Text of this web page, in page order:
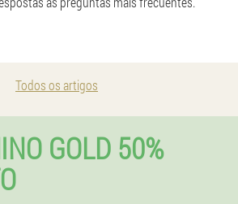
Todos os artigos
GOLD 50%